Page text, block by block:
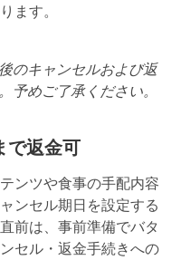
ます。
のキャンセルおよび返
予めご了承ください。
で返金可
ンツや食事の手配内容
ンセル期日を設定する
前は、事前準備でバタ
セル・返金手続きへの